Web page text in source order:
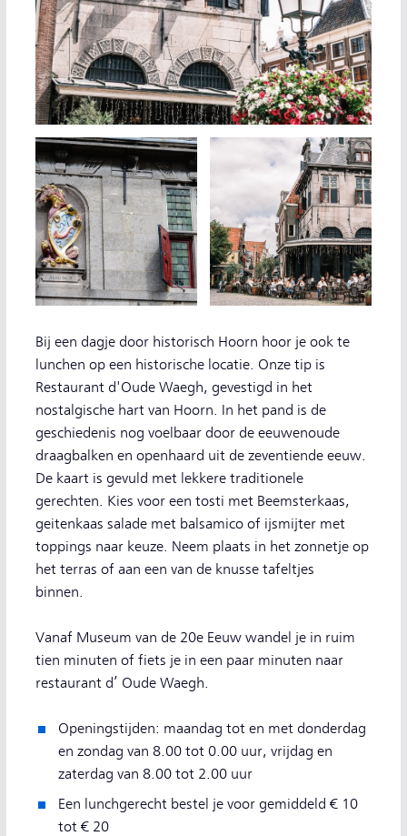
Bij een dagje door historisch Hoorn hoor je ook te
lunchen op een historische locatie. Onze tip is
Restaurant d'Oude Waegh, gevestigd in het
nostalgische hart van Hoorn. In het pand is de
geschiedenis nog voelbaar door de eeuwenoude
draagbalken en openhaard uit de zeventiende eeuw.
De kaart is gevuld met lekkere traditionele
gerechten. Kies voor een tosti met Beemsterkaas,
geitenkaas salade met balsamico of ijsmijter met
toppings naar keuze. Neem plaats in het zonnetje op
het terras of aan een van de knusse tafeltjes
binnen.
Vanaf Museum van de 20e Eeuw wandel je in ruim
tien minuten of fiets je in een paar minuten naar
restaurant d’ Oude Waegh.
Openingstijden: maandag tot en met donderdag
en zondag van 8.00 tot 0.00 uur, vrijdag en
zaterdag van 8.00 tot 2.00 uur
Een lunchgerecht bestel je voor gemiddeld € 10
tot € 20